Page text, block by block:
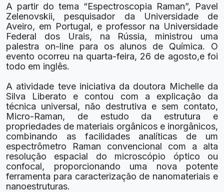
A partir do tema “Espectroscopia Raman”, Pavel
Zelenovskii, pesquisador da Universidade de
Aveiro, em Portugal, e professor na Universidade
Federal dos Urais, na Rússia, ministrou uma
palestra on-line para os alunos de Química. O
evento ocorreu na quarta-feira, 26 de agosto,e foi
todo em inglês.
A atividade teve iniciativa da doutora Michelle da
Silva Liberato e contou com a explicação da
técnica universal, não destrutiva e sem contato,
Micro-Raman, de estudo da estrutura e
propriedades de materiais orgânicos e inorgânicos,
combinando as facilidades analíticas de um
espectrômetro Raman convencional com a alta
resolução espacial do microscópio óptico ou
confocal, proporcionando uma nova potente
ferramenta para caracterização de nanomateriais e
nanoestruturas.